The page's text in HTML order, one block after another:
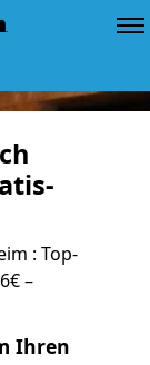
: Top-
–
Ihren